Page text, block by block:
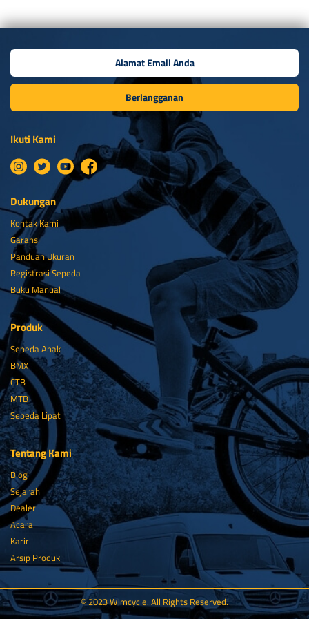
Berlangganan
Ikuti Kami
Dukungan
Kontak Kami
Garansi
Panduan Ukuran
Registrasi Sepeda
Buku Manual
Produk
Sepeda Anak
BMX
CTB
MTB
Sepeda Lipat
Tentang Kami
Blog
Sejarah
Dealer
Acara
Karir
Arsip Produk
© 2023 Wimcycle. All Rights Reserved.